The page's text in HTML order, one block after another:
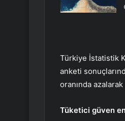
Türkiye İstatistik
anketi
oranında
Tüketici güven